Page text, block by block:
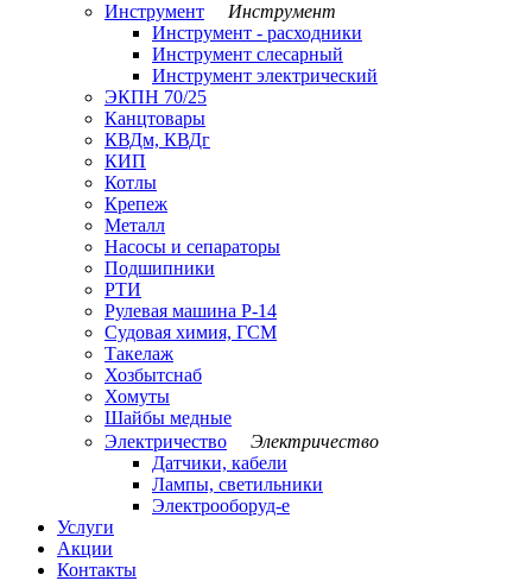
Инструмент
Инструмент
Инструмент - расходники
Инструмент слесарный
Инструмент электрический
ЭКПН 70/25
Канцтовары
КВДм, КВДг
КИП
Котлы
Крепеж
Металл
Насосы и сепараторы
Подшипники
РТИ
Рулевая машина Р-14
Судовая химия, ГСМ
Такелаж
Хозбытснаб
Хомуты
Шайбы медные
Электричество
Электричество
Датчики, кабели
Лампы, светильники
Электрооборуд-е
Услуги
Акции
Контакты